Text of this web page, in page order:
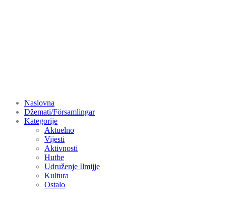
Naslovna
Džemati/Församlingar
Kategorije
Aktuelno
Vijesti
Aktivnosti
Hutbe
Udruženje Ilmijje
Kultura
Ostalo